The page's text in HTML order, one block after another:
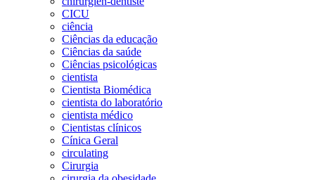
CICU
ciência
Ciências da educação
Ciências da saúde
Ciências psicológicas
cientista
Cientista Biomédica
cientista do laboratório
cientista médico
Cientistas clínicos
Cínica Geral
circulating
Cirurgia